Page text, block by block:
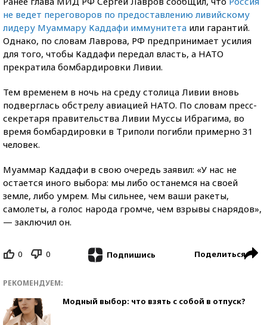
не ведет переговоров по предоставлению ливийскому
лидеру Муаммару Каддафи иммунитета или гарантий.
Однако, по словам Лаврова, РФ предпринимает усилия
для того, чтобы Каддафи передал власть, а НАТО
прекратила бомбардировки Ливии.
Тем временем в ночь на среду столица Ливии вновь
подверглась обстрелу авиацией НАТО. По словам преcc-
секретаря правительства Ливии Муссы Ибрагима, во
время бомбардировки в Триполи погибли примерно 31
человек.
Муаммар Каддафи в свою очередь заявил: «У нас не
остается иного выбора: мы либо останемся на своей
земле, либо умрем. Мы сильнее, чем ваши ракеты,
самолеты, а голос народа громче, чем взрывы снарядов»,
— заключил он.
0 0 Подпишись Поделиться
РЕКОМЕНДУЕМ:
Модный выбор: что взять с собой в отпуск?